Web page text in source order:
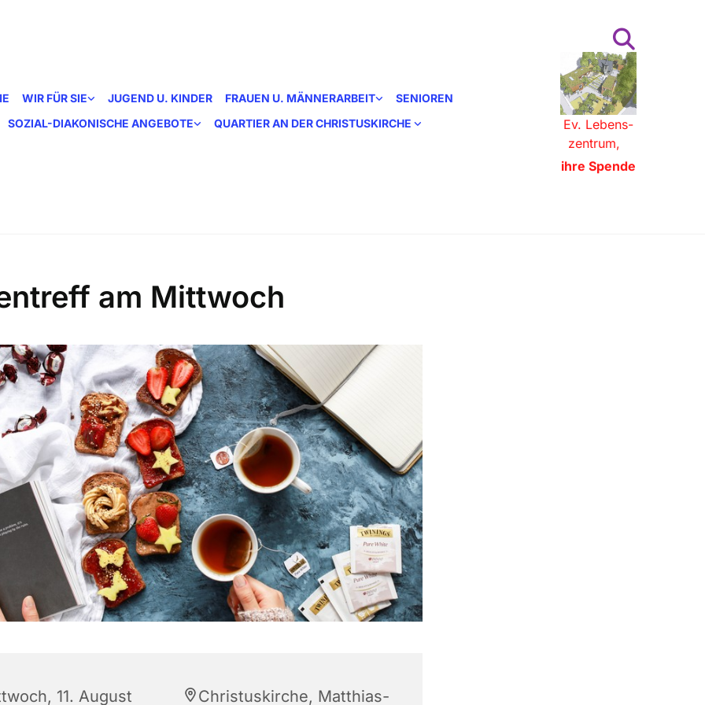
WIR FÜR SIE JUGEND U. KINDER FRAUEN U. MÄNNERARBEIT
SENIOREN
SOZIAL-DIAKONISCHE ANGEBOTE
QUARTIER AN DER CHRISTUSKIRCHE
Ev. Lebens-
zentrum,
ihre Spende
am Mittwoch
11. August Christuskirche, Matthias-